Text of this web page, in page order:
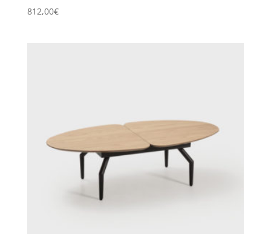
812,00€